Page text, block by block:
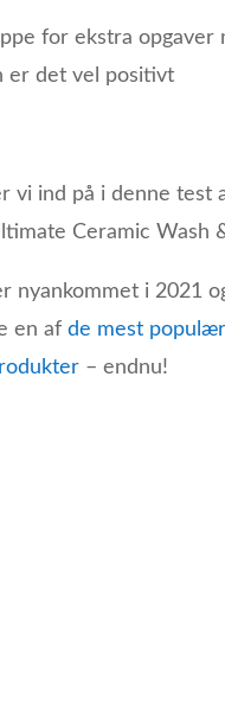
for ekstra opgaver
er det vel positivt
vi ind på i denne test
Ceramic Wash
nyankommet i 2021
en af de mest
– endnu!